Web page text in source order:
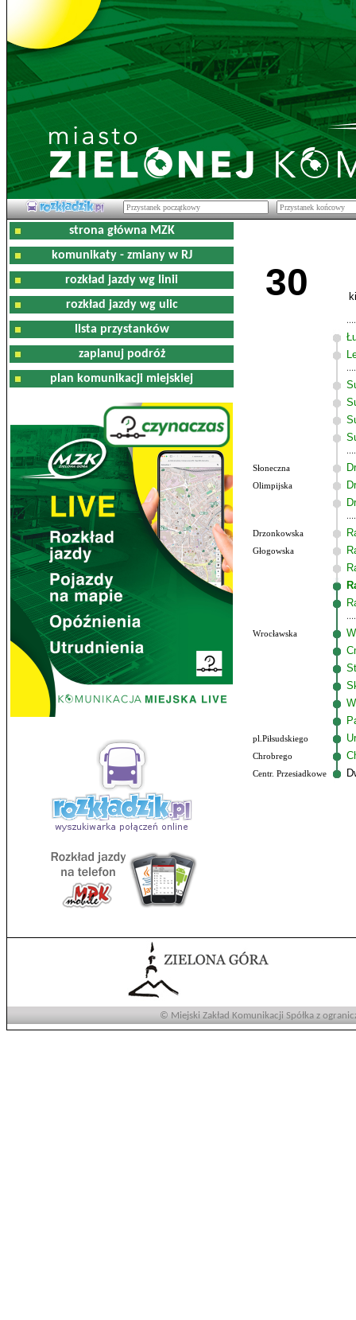
strona główna MZK
komunikaty - zmiany w RJ
rozkład jazdy wg linii
rozkład jazdy wg ulic
lista przystanków
zaplanuj podróż
plan komunikacji miejskiej
30
Słoneczna
Olimpijska
Drzonkowska
Głogowska
Wrocławska
pl.Piłsudskiego
Chrobrego
Centr. Przesiadkowe
© Miejski Zakład Komunikacji Spółka z